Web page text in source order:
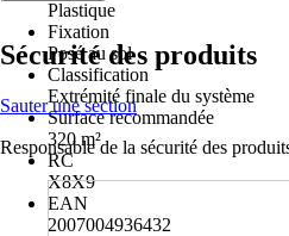
Plastique
Fixation
Posé au sol
Classification
Extrémité finale du système
Surface recommandée
320 m²
RC
X8X9
EAN
2007004936432
Sécurité des produits
Sauter une section
Responsable de la sécurité des